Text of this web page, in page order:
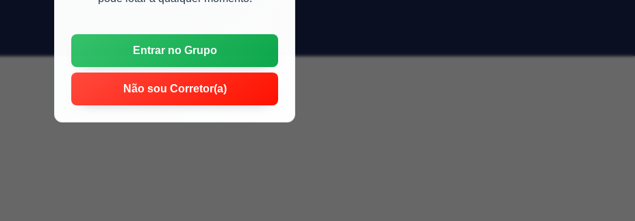
Entrar no Grupo
Não sou Corretor(a)